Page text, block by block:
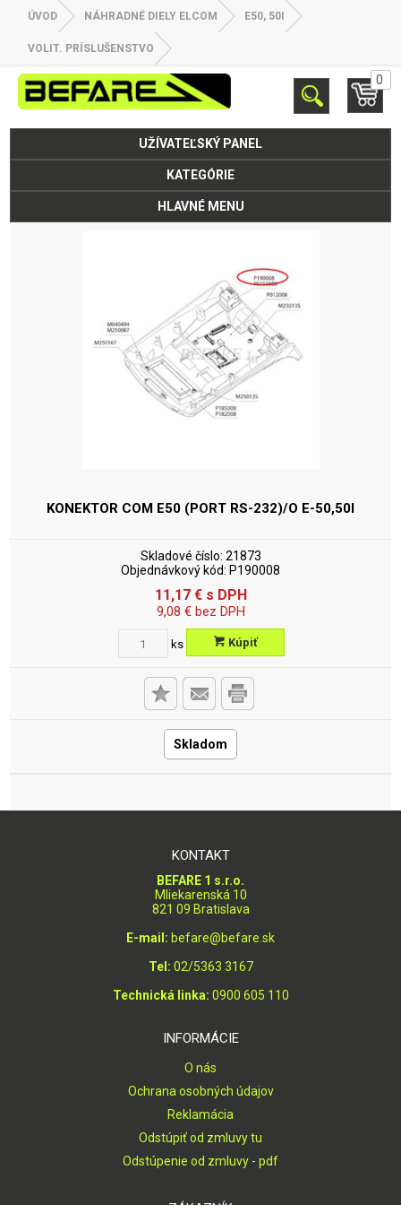
ÚVOD NÁHRADNÉ DIELY ELCOM E50, 50I
VOLIT. PRÍSLUŠENSTVO
0
UŽÍVATEĽSKÝ PANEL
KATEGÓRIE
HLAVNÉ MENU
KONEKTOR COM E50 (PORT RS-232)/O E-50,50I
Skladové číslo: 21873
Objednávkový kód: P190008
11,17 €s DPH
9,08 €bez DPH
ks Kúpiť
Skladom
KONTAKT
BEFARE 1 s.r.o.
Mliekarenská 10
821 09 Bratislava
E-mail: befare@befare.sk
Tel: 02/5363 3167
Technická linka: 0900 605 110
INFORMÁCIE
O nás
Ochrana osobných údajov
Reklamácia
Odstúpiť od zmluvy tu
Odstúpenie od zmluvy - pdf